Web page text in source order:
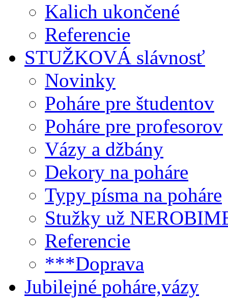
Kalich ukončené
Referencie
STUŽKOVÁ slávnosť
Novinky
Poháre pre študentov
Poháre pre profesorov
Vázy a džbány
Dekory na poháre
Typy písma na poháre
Stužky už
Referencie
***Doprava
Jubilejné poháre,vázy